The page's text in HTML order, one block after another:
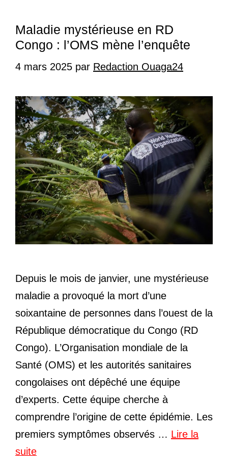
Maladie mystérieuse en RD
Congo : l’OMS mène l’enquête
4 mars 2025 par Redaction Ouaga24
Depuis le mois de janvier, une mystérieuse
maladie a provoqué la mort d’une
soixantaine de personnes dans l’ouest de la
République démocratique du Congo (RD
Congo). L’Organisation mondiale de la
Santé (OMS) et les autorités sanitaires
congolaises ont dépêché une équipe
d’experts. Cette équipe cherche à
comprendre l’origine de cette épidémie. Les
premiers symptômes observés … Lire la
suite